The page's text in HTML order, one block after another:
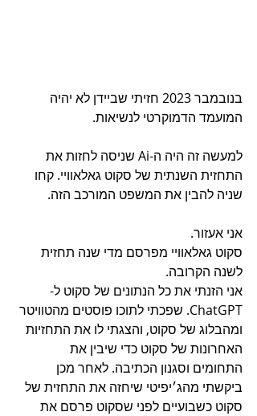
בנובמבר 2023 חזיתי שביידן לא יהיה
המועמד הדמוקרטי לנשיאות.
למעשה זה היה ה-Ai שניסה לחזות את
התחזית השנתית של סקוט גאלאוויי. קחו
שניה להבין את המשפט המורכב הזה.
אני אעזור.
סקוט גאלאוויי מפרסם מדי שנה תחזית
לשנה הקרובה.
אני הזנתי את כל הנתונים של סקוט ל-
ChatGPT. שפכתי לתוכו פוסטים מהטוויטר
ומהבלוג של סקוט, והצגתי לו את התחזיות
האחרונות של סקוט כדי שיבין את
התחומים וסגנון הכתיבה. לאחר מכן
ביקשתי מהג׳יפיטי שיחזה את התחזית של
סקוט כשבועיים לפני שסקוט פרסם את